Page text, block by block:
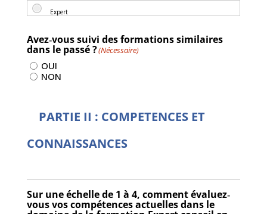
Avez‐vous suivi des formations similaires
dans le passé ?(Nécessaire)
OUI
NON
PARTIE II : COMPETENCES ET
CONNAISSANCES
Sur une échelle de 1 à 4, comment évaluez‐
vous vos compétences actuelles dans le